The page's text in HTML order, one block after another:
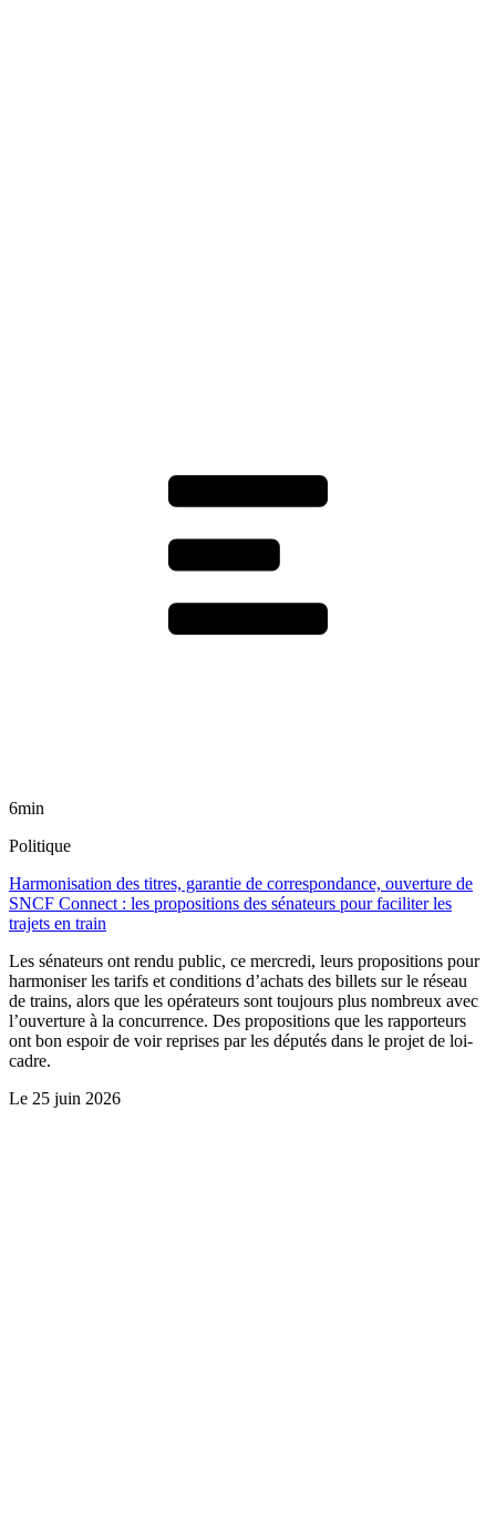
6min
Politique
Harmonisation des titres, garantie de correspondance, ouverture de
SNCF Connect : les propositions des sénateurs pour faciliter les
trajets en train
Les sénateurs ont rendu public, ce mercredi, leurs propositions pour
harmoniser les tarifs et conditions d’achats des billets sur le réseau
de trains, alors que les opérateurs sont toujours plus nombreux avec
l’ouverture à la concurrence. Des propositions que les rapporteurs
ont bon espoir de voir reprises par les députés dans le projet de loi-
cadre.
Le 25 juin 2026